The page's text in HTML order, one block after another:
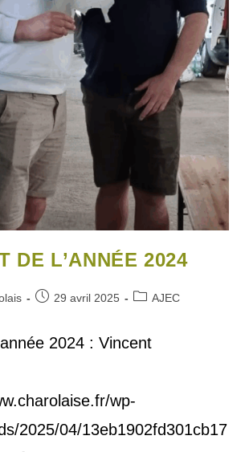
DE L’ANNÉE 2024
29 avril 2025 AJEC
2024 : Vincent
wp-
2025/04/13eb1902fd301cb17